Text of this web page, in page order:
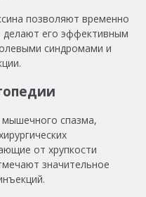
позволяют временно
делают его эффективным
синдромами и
спазма,
от хрупкости
значительное